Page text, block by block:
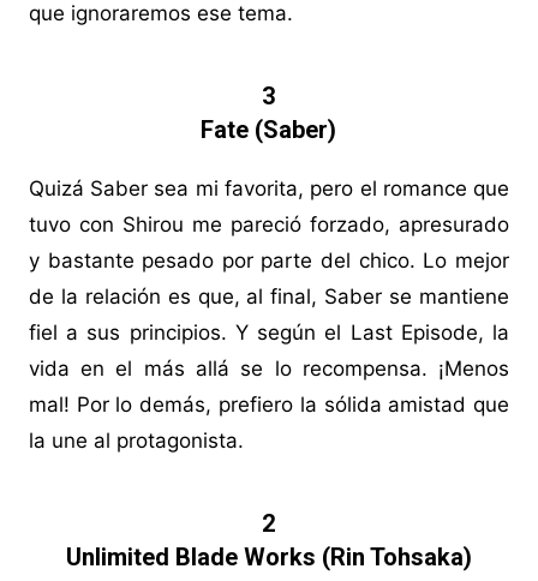
que ignoraremos ese tema.
3
Fate (Saber)
Quizá Saber sea mi favorita, pero el romance que
tuvo con Shirou me pareció forzado, apresurado
y bastante pesado por parte del chico. Lo mejor
de la relación es que, al final, Saber se mantiene
fiel a sus principios. Y según el Last Episode, la
vida en el más allá se lo recompensa. ¡Menos
mal! Por lo demás, prefiero la sólida amistad que
la une al protagonista.
2
Unlimited Blade Works (Rin Tohsaka)